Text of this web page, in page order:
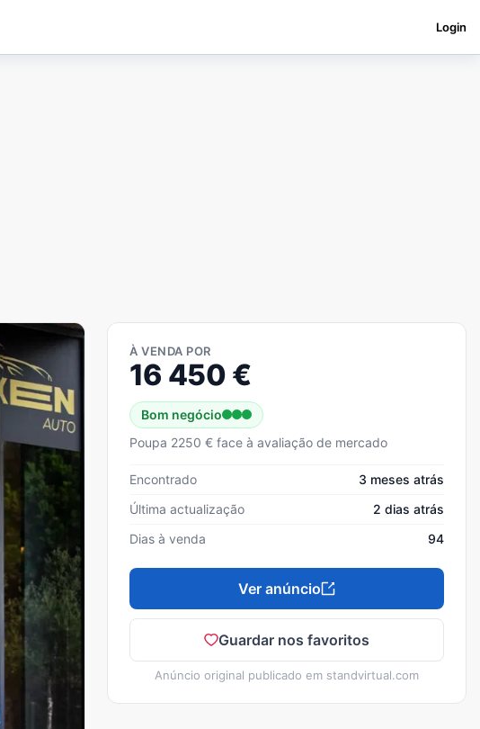
Login
À VENDA POR
16 450 €
Bom negócio
Poupa 2250 € face à avaliação de mercado
Encontrado
3 meses atrás
Última actualização
2 dias atrás
Dias à venda
94
Ver anúncio
Guardar nos favoritos
Anúncio original publicado em standvirtual.com